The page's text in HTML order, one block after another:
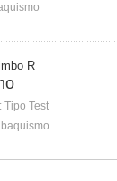
R
Tipo Test